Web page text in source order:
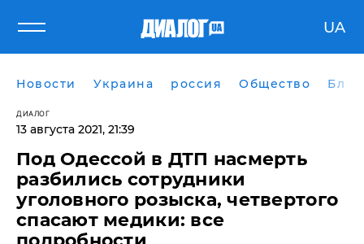
UA
Новости Украина россия Общество
ДИАЛОГ
13 августа 2021, 21:39
Под Одессой в ДТП насмерть
разбились сотрудники
уголовного розыска, четвертого
спасают медики: все